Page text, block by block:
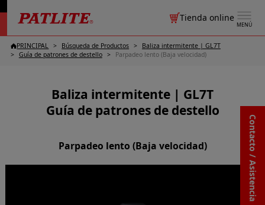
MENÚ
Tienda online
Contacto / Asistencia
PRINCIPAL Búsqueda de Productos
Baliza intermitente | GL7T
Guía de patrones de destello
Parpadeo lento (Baja velocidad)
Baliza intermitente | GL7T
Guía de patrones de destello
Parpadeo lento (Baja velocidad)